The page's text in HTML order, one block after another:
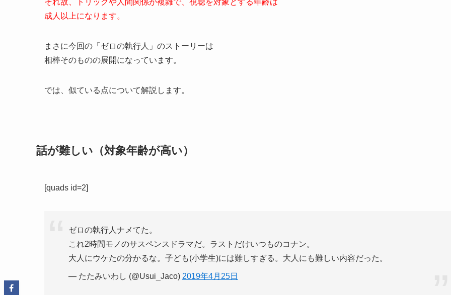
それ故、トリックや人間関係が複雑で、視聴を対象とする年齢は
成人以上になります。
まさに今回の「ゼロの執行人」のストーリーは
相棒そのものの展開になっています。
では、似ている点について解説します。
話が難しい（対象年齢が高い）
[quads id=2]
ゼロの執行人ナメてた。
これ2時間モノのサスペンスドラマだ。ラストだけいつものコナン。
大人にウケたの分かるな。子ども(小学生)には難しすぎる。大人にも難しい内容だった。
— たたみいわし (@Usui_Jaco) 2019年4月25日